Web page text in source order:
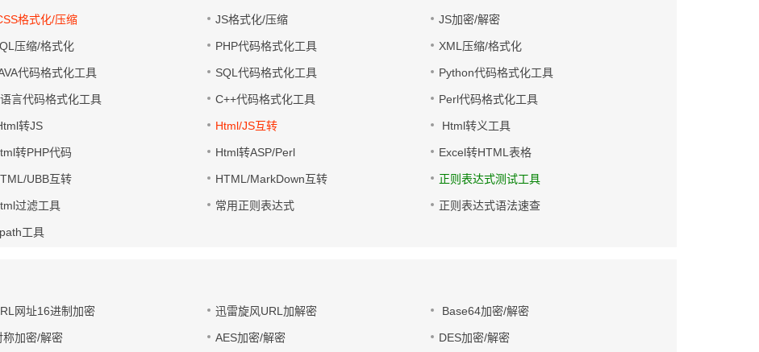
格式化/压缩 JS格式化/压缩 JS加密/解密
压缩/格式化 PHP代码格式化工具 XML压缩/格式化
代码格式化工具 SQL代码格式化工具 Python代码格式化工具
言代码格式化工具 C++代码格式化工具 Perl代码格式化工具
转JS Html/JS互转 Html转义工具
转PHP代码 Html转ASP/Perl Excel转HTML表格
UBB互转 HTML/MarkDown互转 正则表达式测试工具
过滤工具 常用正则表达式 正则表达式语法速查
工具
网址16进制加密 迅雷旋风URL加解密 Base64加密/解密
称加密/解密 AES加密/解密 DES加密/解密